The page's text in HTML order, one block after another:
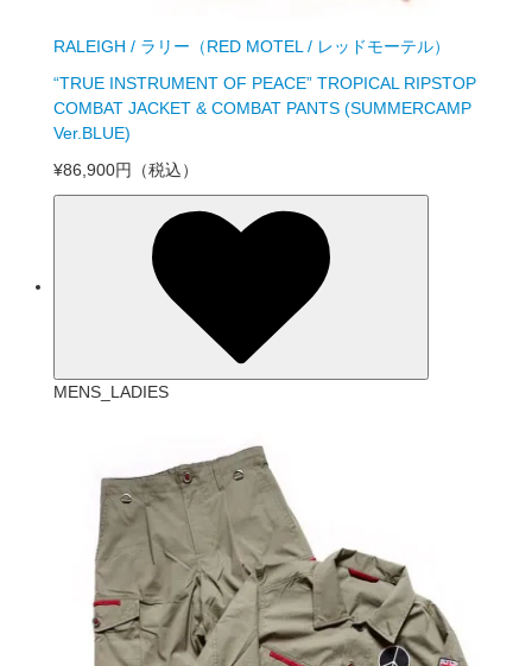
RALEIGH / ラリー（RED MOTEL / レッドモーテル）
“TRUE INSTRUMENT OF PEACE” TROPICAL RIPSTOP
COMBAT JACKET & COMBAT PANTS (SUMMERCAMP
Ver.BLUE)
¥86,900円
（税込）
MENS_LADIES